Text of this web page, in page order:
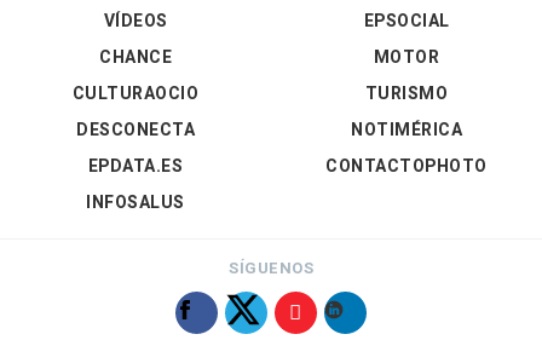
VÍDEOS
EPSOCIAL
CHANCE
CULTURAOCIO
DESCONECTA
EPDATA.ES
INFOSALUS
MOTOR
TURISMO
NOTIMÉRICA
CONTACTOPHOTO
SÍGUENOS